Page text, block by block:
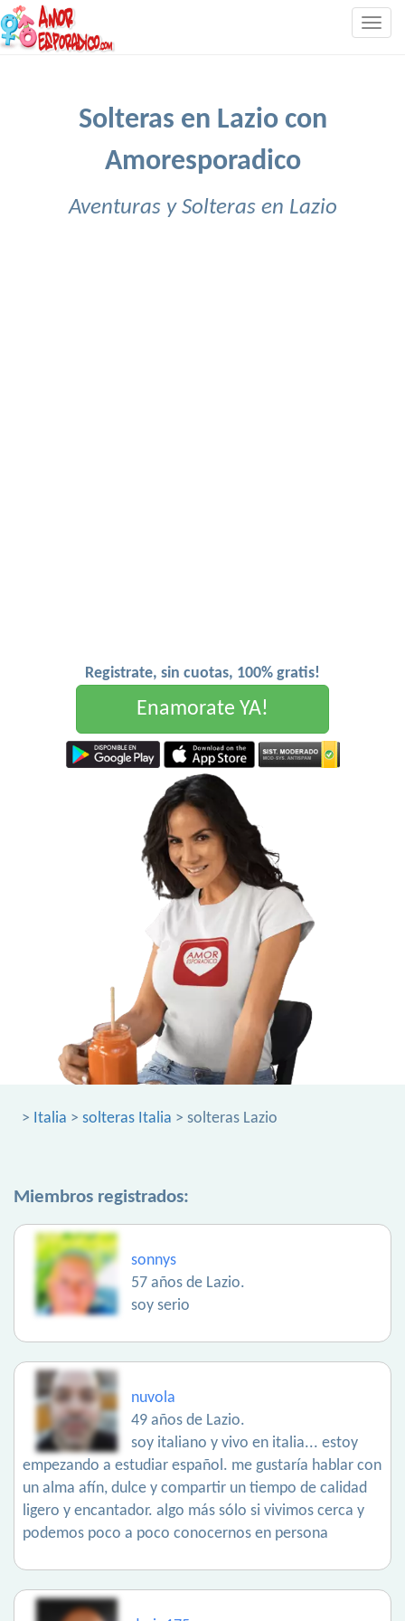
Solteras en Lazio con
Amoresporadico
Aventuras y Solteras en Lazio
Registrate, sin cuotas, 100% gratis!
Enamorate YA!
> Italia > solteras Italia > solteras Lazio
Miembros registrados:
sonnys
57 años de Lazio.
soy serio
nuvola
49 años de Lazio.
soy italiano y vivo en italia... estoy
empezando a estudiar español. me gustaría hablar con
un alma afín, dulce y compartir un tiempo de calidad
ligero y encantador. algo más sólo si vivimos cerca y
podemos poco a poco conocernos en persona